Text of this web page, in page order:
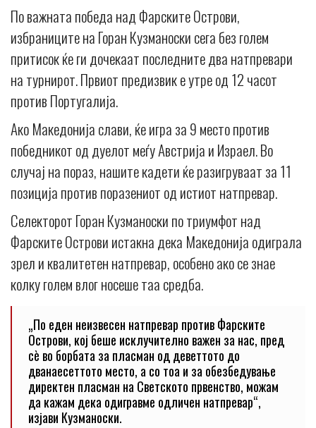
По важната победа над Фарските Острови,
избраниците на Горан Кузманоски сега без голем
притисок ќе ги дочекаат последните два натпревари
на турнирот. Првиот предизвик е утре од 12 часот
против Португалија.
Ако Македонија слави, ќе игра за 9 место против
победникот од дуелот меѓу Австрија и Израел. Во
случај на пораз, нашите кадети ќе разигруваат за 11
позиција против поразениот од истиот натпревар.
Селекторот Горан Кузманоски по триумфот над
Фарските Острови истакна дека Македонија одиграла
зрел и квалитетен натпревар, особено ако се знае
колку голем влог носеше таа средба.
„По еден неизвесен натпревар против Фарските
Острови, кој беше исклучително важен за нас, пред
сè во борбата за пласман од деветтото до
дванаесеттото место, а со тоа и за обезбедување
директен пласман на Светското првенство, можам
да кажам дека одигравме одличен натпревар“,
изјави Кузманоски.